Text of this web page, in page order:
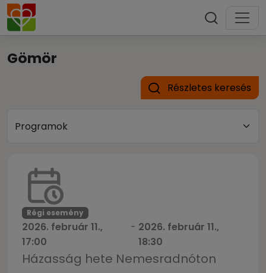
Gömör
Részletes keresés
Régi esemény
2026. február 11.,
17:00
- 2026. február 11.,
18:30
Házasság hete Nemesradnóton